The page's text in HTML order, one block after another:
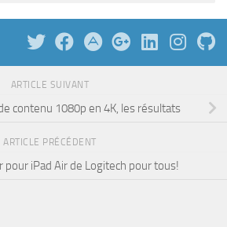
ARTICLE SUIVANT
contenu 1080p en 4K, les résultats
ARTICLE PRÉCÉDENT
pour iPad Air de Logitech pour tous!